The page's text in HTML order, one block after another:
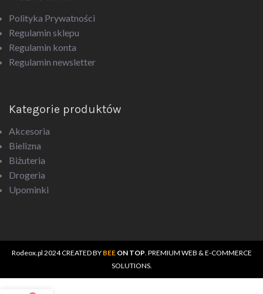
Polityka Prywatności
Regulamin sklepu
Regulamin konta
Regulamin newsletter
Kategorie produktów
Akcesoria
Bielizna
Biżuteria
Drogeria
Upominki
Rodeox.pl 2024 CREATED BY BEEON TOP . PREMIUM WEB & E-COMMERCE
SOLUTIONS.